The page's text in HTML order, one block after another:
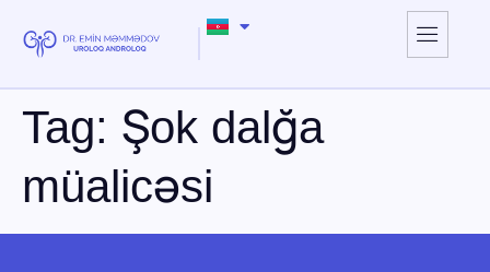
Tag: Şok dalğa
müalicəsi